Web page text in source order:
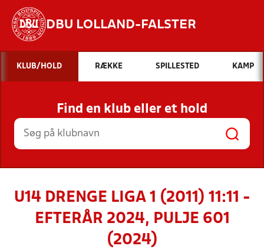
DBU LOLLAND-FALSTER
Hvad vil du søge efter?
INDHOLD OG NYHEDER
STILLINGER, RESULTATER, KLUBBER OG
HOLD
KLUB/HOLD RÆKKE SPILLESTED KAMP
Find en klub eller et hold
U14 DRENGE LIGA 1 (2011) 11:11 -
EFTERÅR 2024, PULJE 601
(2024)